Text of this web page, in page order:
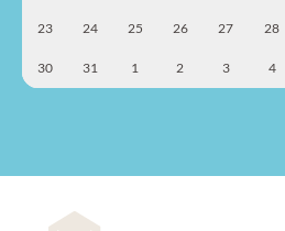
23 24 25 26 27 28
30 31 1 2 3 4